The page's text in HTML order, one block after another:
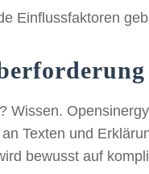
Einflussfaktoren
Wissen.
Texten und
bewusst auf